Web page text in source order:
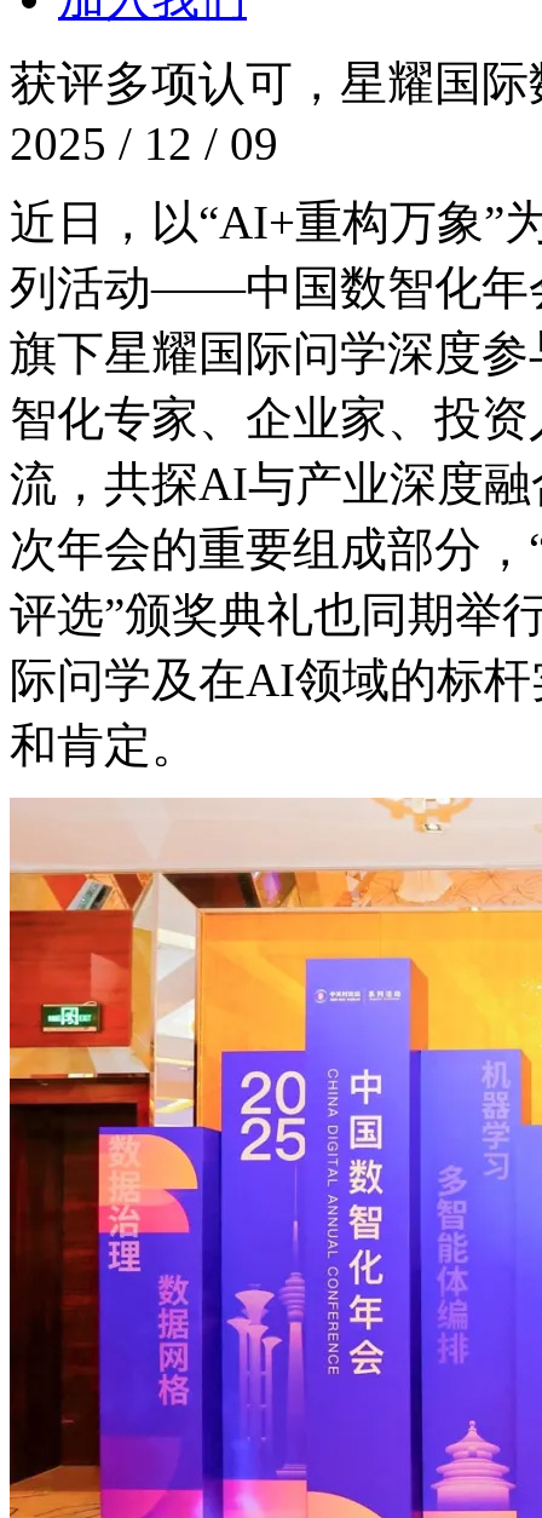
获评多项认可，星耀
2025 / 12 / 09
近日，以“AI+重构万象”
列活动——中国数智化年会
旗下星耀国际问学深度参
智化专家、企业家、
流，共探AI与产业深度
次年会的重要组成部分
评选”颁奖典礼也同期举行
际问学及在AI领域的标杆
和肯定。